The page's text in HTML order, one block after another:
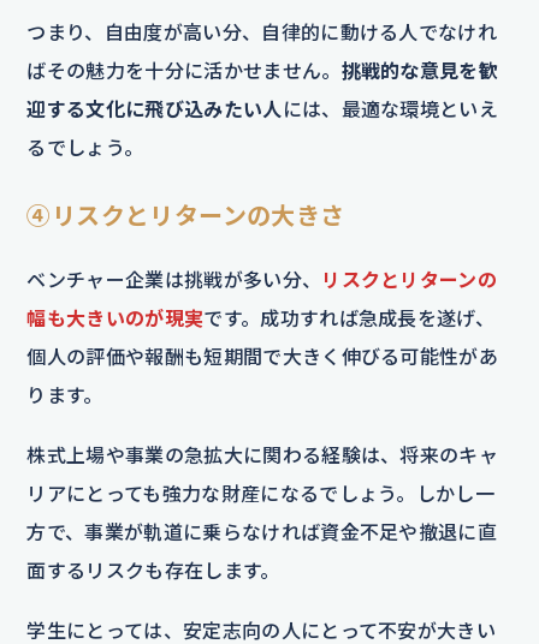
つまり、自由度が高い分、自律的に動ける人でなけれ
ばその魅力を十分に活かせません。 挑戦的な意見を歓
迎する文化に飛び込みたい人 には、最適な環境といえ
るでしょう。
④リスクとリターンの大きさ
ベンチャー企業は挑戦が多い分、
リスクとリターンの
幅も大きいのが現実です。成功すれば急成長を遂げ、
個人の評価や報酬も短期間で大きく伸びる可能性があ
ります。
株式上場や事業の急拡大に関わる経験は、将来のキャ
リアにとっても強力な財産になるでしょう。しかし一
方で、事業が軌道に乗らなければ資金不足や撤退に直
面するリスクも存在します。
学生にとっては、安定志向の人にとって不安が大きい